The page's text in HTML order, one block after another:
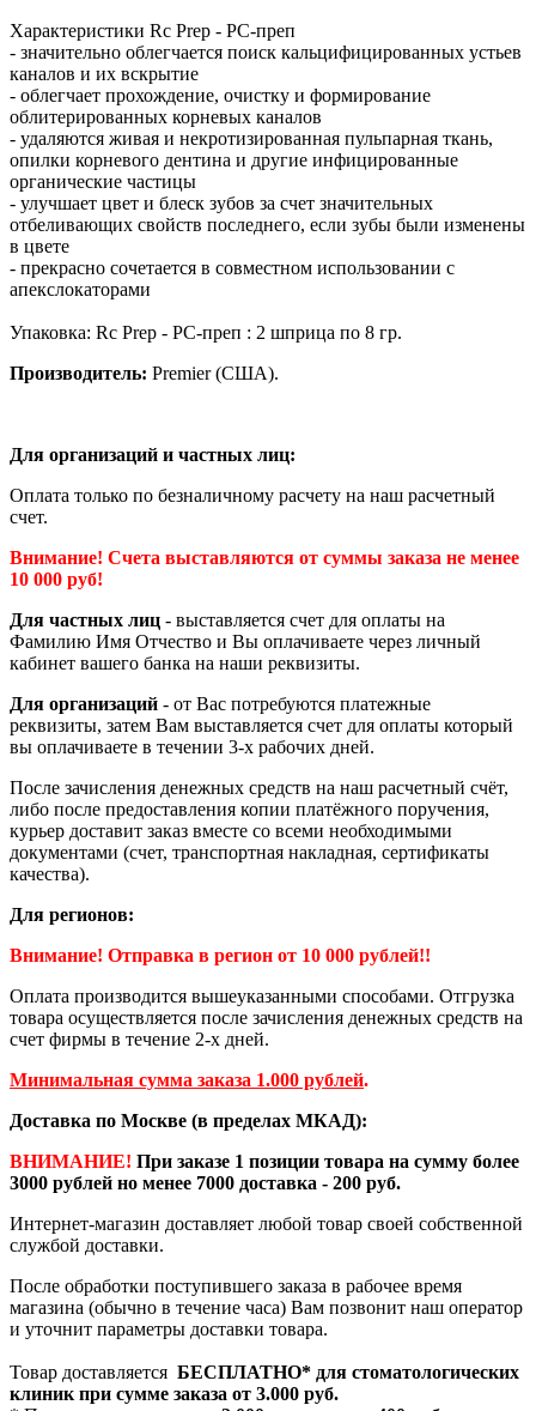
Характеристики Rc Prep - РС-преп
- значительно облегчается поиск кальцифицированных устьев
каналов и их вскрытие
- облегчает прохождение, очистку и формирование
облитерированных корневых каналов
- удаляются живая и некротизированная пульпарная ткань,
опилки корневого дентина и другие инфицированные
органические частицы
- улучшает цвет и блеск зубов за счет значительных
отбеливающих свойств последнего, если зубы были изменены
в цвете
- прекрасно сочетается в совместном использовании с
апекслокаторами
Упаковка: Rc Prep - РС-преп : 2 шприца по 8 гр.
Производитель: Premier (США).
Для организаций и частных лиц:
Оплата только по безналичному расчету на наш расчетный
счет.
Внимание! Счета выставляются от суммы заказа не менее
10 000 руб!
Для частных лиц - выставляется счет для оплаты на
Фамилию Имя Отчество и Вы оплачиваете через личный
кабинет вашего банка на наши реквизиты.
Для организаций - от Вас потребуются платежные
реквизиты, затем Вам выставляется счет для оплаты который
вы оплачиваете в течении 3-х рабочих дней.
После зачисления денежных средств на наш расчетный счёт,
либо после предоставления копии платёжного поручения,
курьер доставит заказ вместе со всеми необходимыми
документами (счет, транспортная накладная, сертификаты
качества).
Для регионов:
Внимание! Отправка в регион от 10 000 рублей!!
Оплата производится вышеуказанными способами. Отгрузка
товара осуществляется после зачисления денежных средств на
счет фирмы в течение 2-х дней.
Минимальная сумма заказа 1.000 рублей.
Доставка по Москве (в пределах МКАД):
ВНИМАНИЕ! При заказе 1 позиции товара на сумму более
3000 рублей но менее 7000 доставка - 200 руб.
Интернет-магазин доставляет любой товар своей собственной
службой доставки.
После обработки поступившего заказа в рабочее время
магазина (обычно в течение часа) Вам позвонит наш оператор
и уточнит параметры доставки товара.
Товар доставляется БЕСПЛАТНО* для стоматологических
клиник при сумме заказа от 3.000 руб.